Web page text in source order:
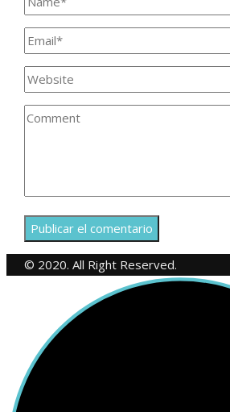
© 2020. All Right Reserved.